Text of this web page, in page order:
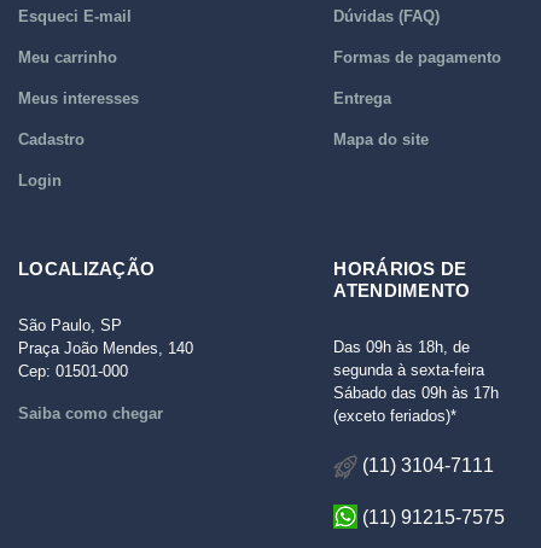
Esqueci E-mail
Meu carrinho
Meus interesses
Cadastro
Login
Dúvidas (FAQ)
Formas de pagamento
Entrega
Mapa do site
LOCALIZAÇÃO
São Paulo, SP
Praça João Mendes, 140
Cep: 01501-000
Saiba como chegar
HORÁRIOS DE
ATENDIMENTO
Das 09h às 18h, de
segunda à sexta-feira
Sábado das 09h às 17h
(exceto feriados)*
(11) 3104-7111
(11) 91215-7575